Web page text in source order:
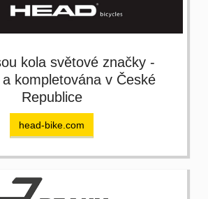
kola světové značky -
kompletována v České
Republice
head-bike.com